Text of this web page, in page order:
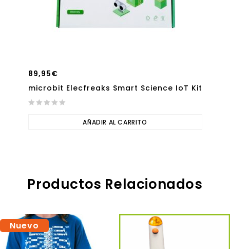
89,95€
microbit Elecfreaks Smart Science IoT Kit
AÑADIR AL CARRITO
Productos Relacionados
Nuevo